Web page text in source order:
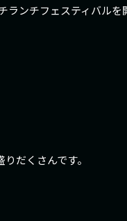
ンチフェスティバルを
だくさんです。